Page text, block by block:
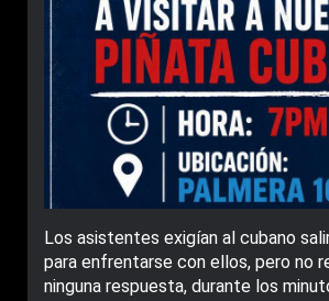
Los asistentes exigían al cubano
para enfrentarse con ellos, pero no
ninguna respuesta, durante los